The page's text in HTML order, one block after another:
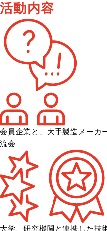
活動内容
会員企業と、大手製造メーカ
流会
大学、研究機関と連携した技